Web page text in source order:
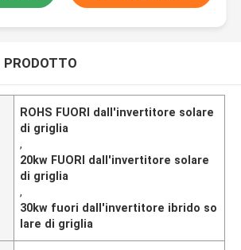
PRODOTTO
ROHS FUORI dall'invertitore solare
di griglia
,
20kw FUORI dall'invertitore solare
di griglia
,
30kw fuori dall'invertitore ibrido so
lare di griglia